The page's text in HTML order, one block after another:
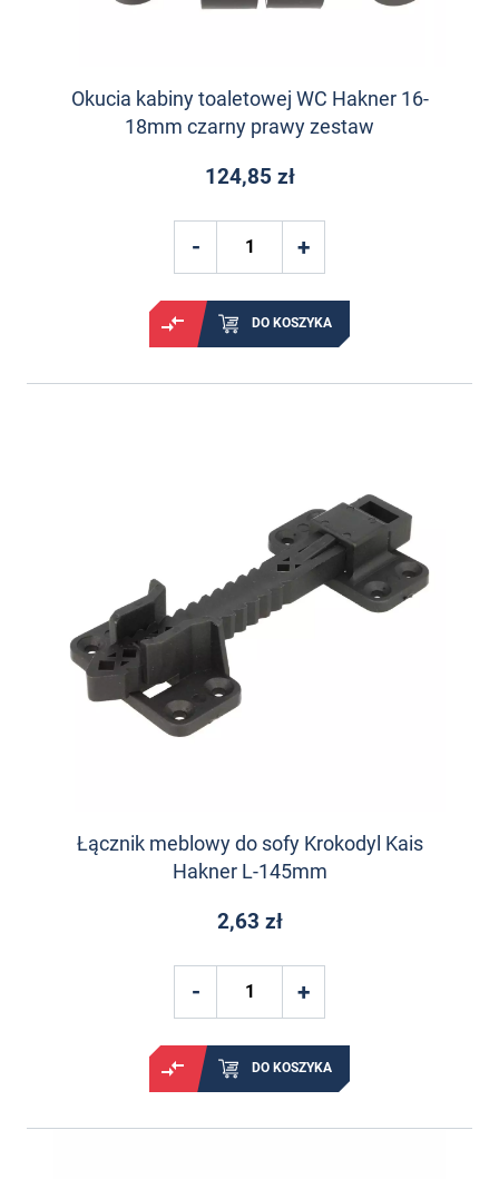
Okucia kabiny toaletowej WC Hakner 16-
18mm czarny prawy zestaw
124,85 zł
DO KOSZYKA
Łącznik meblowy do sofy Krokodyl Kais
Hakner L-145mm
2,63 zł
DO KOSZYKA